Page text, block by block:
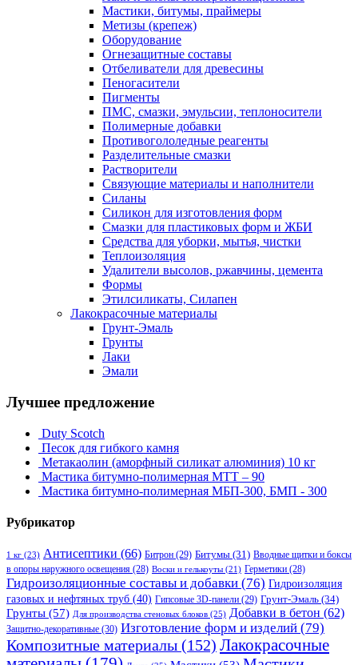
Мастики, битумы, праймеры
Метизы (крепеж)
Оборудование
Огнезащитные составы
Отбеливатели для древесины
Пеногасители
Пигменты
ПМС, смазки, эмульсии, теплоносители
Полимерные добавки
Противогололедные реагенты
Разделительные смазки
Растворители
Связующие материалы и наполнители
Силаны
Силикон для изготовления форм
Смазки для пластиковых форм и ЖБИ
Средства для уборки, мытья, чистки
Теплоизоляция
Удалители высолов, ржавчины, цемента
Формы
Этилсиликаты, Силапен
Лакокрасочные материалы
Грунт-Эмаль
Грунты
Лаки
Эмали
Лучшее предложение
Duty Scotch
Песок для гибкого камня
Метакаолин (аморфный силикат алюминия) 10 кг
Мастика битумно-полимерная МТТ – 90
Мастика битумно-полимерная МБП-300, БМП - 300
Рубрикатор
1 кг (23) Антисептики (66) Битрон (29) Битумы (31) Вводные щитки и боксы
в опоры наружного освещения (28) Воски и гелькоуты (21) Герметики (28)
Гидроизоляционные составы и добавки (76) Гидроизоляция
газовых и нефтяных труб (40) Гипсовые 3D-панели (29) Грунт-Эмаль (34)
Грунты (57) Для производства стеновых блоков (25) Добавки в бетон (62)
Защитно-декоративные (30) Изготовление форм и изделий (79)
Композитные материалы (152) Лакокрасочные